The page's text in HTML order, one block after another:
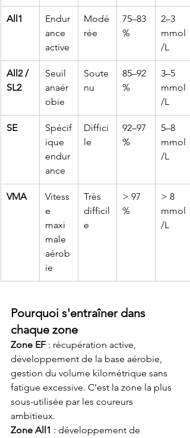
All1
Endur
ance
active
Modé
rée
75–83
%
2–3
mmol
/L
All2 /
SL2
Seuil
anaér
obie
Soute
nu
85–92
%
3–5
mmol
/L
SE
Spécif
ique
endur
ance
Diffici
le
92–97
%
5–8
mmol
/L
VMA
Vitess
e
maxi
male
aérob
ie
Très
difficil
e
> 97
%
> 8
mmol
/L
Pourquoi s'entraîner dans
chaque zone
Zone EF : récupération active,
développement de la base aérobie,
gestion du volume kilométrique sans
fatigue excessive. C'est la zone la plus
sous-utilisée par les coureurs
ambitieux.
Zone All1 : développement de